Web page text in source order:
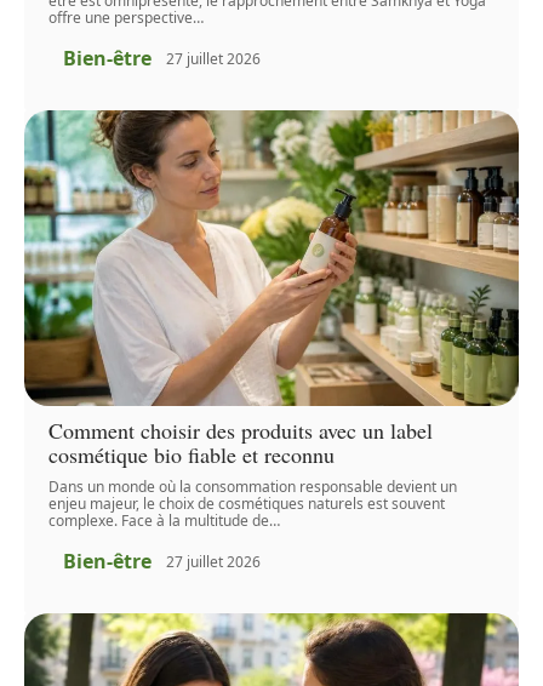
offre une perspective…
Bien-être 27 juillet 2026
Comment choisir des produits avec un label
cosmétique bio fiable et reconnu
Dans un monde où la consommation responsable devient un
enjeu majeur, le choix de cosmétiques naturels est souvent
complexe. Face à la multitude de…
Bien-être 27 juillet 2026